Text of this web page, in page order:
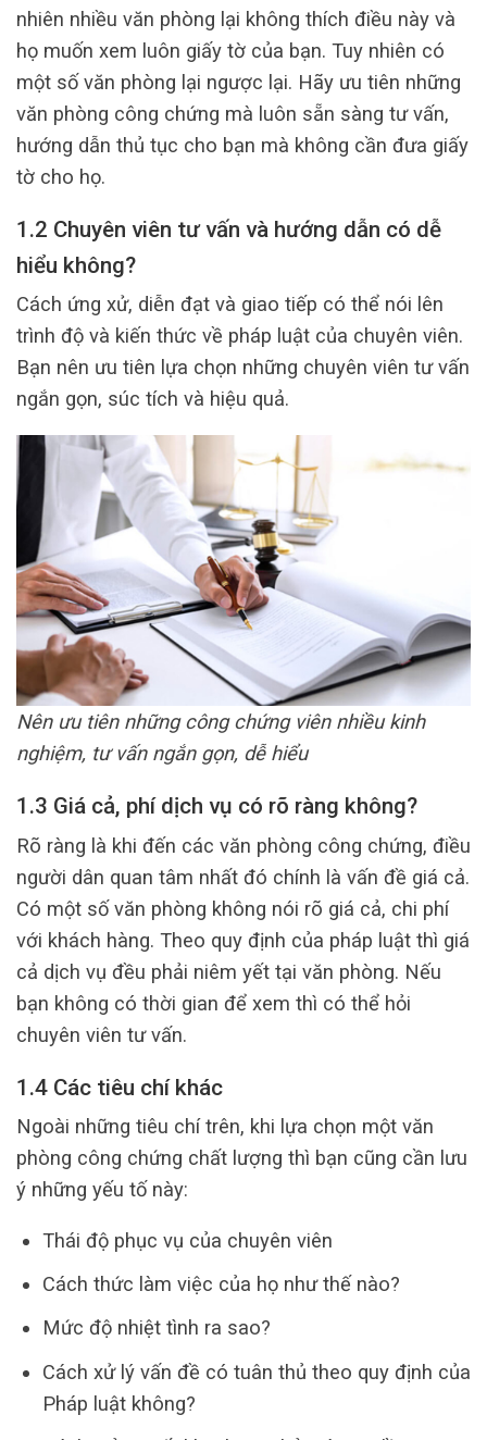
nhiên nhiều văn phòng lại không thích điều này và
họ muốn xem luôn giấy tờ của bạn. Tuy nhiên có
một số văn phòng lại ngược lại. Hãy ưu tiên những
văn phòng công chứng mà luôn sẵn sàng tư vấn,
hướng dẫn thủ tục cho bạn mà không cần đưa giấy
tờ cho họ.
1.2 Chuyên viên tư vấn và hướng dẫn có dễ
hiểu không?
Cách ứng xử, diễn đạt và giao tiếp có thể nói lên
trình độ và kiến thức về pháp luật của chuyên viên.
Bạn nên ưu tiên lựa chọn những chuyên viên tư vấn
ngắn gọn, súc tích và hiệu quả.
Nên ưu tiên những công chứng viên nhiều kinh
nghiệm, tư vấn ngắn gọn, dễ hiểu
1.3 Giá cả, phí dịch vụ có rõ ràng không?
Rõ ràng là khi đến các văn phòng công chứng, điều
người dân quan tâm nhất đó chính là vấn đề giá cả.
Có một số văn phòng không nói rõ giá cả, chi phí
với khách hàng. Theo quy định của pháp luật thì giá
cả dịch vụ đều phải niêm yết tại văn phòng. Nếu
bạn không có thời gian để xem thì có thể hỏi
chuyên viên tư vấn.
1.4 Các tiêu chí khác
Ngoài những tiêu chí trên, khi lựa chọn một văn
phòng công chứng chất lượng thì bạn cũng cần lưu
ý những yếu tố này:
Thái độ phục vụ của chuyên viên
Cách thức làm việc của họ như thế nào?
Mức độ nhiệt tình ra sao?
Cách xử lý vấn đề có tuân thủ theo quy định của
Pháp luật không?